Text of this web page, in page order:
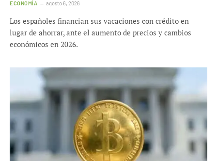
ECONOMÍA agosto 6, 2026
Los españoles financian sus vacaciones con crédito en
lugar de ahorrar, ante el aumento de precios y cambios
económicos en 2026.